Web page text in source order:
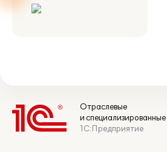
Отраслевые
и
1С:Предприятие